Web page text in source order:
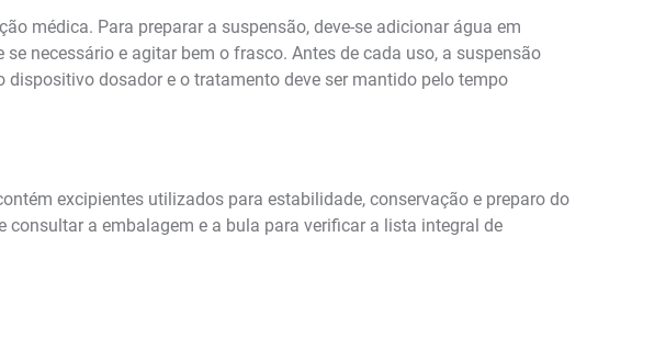
médica. Para preparar a suspensão, deve-se adicionar água em
necessário e agitar bem o frasco. Antes de cada uso, a suspensão
dosador e o tratamento deve ser mantido pelo tempo
excipientes utilizados para estabilidade, conservação e preparo do
a embalagem e a bula para verificar a lista integral de